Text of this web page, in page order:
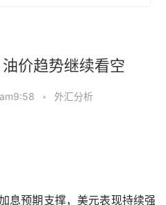
价趋势继续看空
• 外汇分析
息预期支撑，美元表现持续强